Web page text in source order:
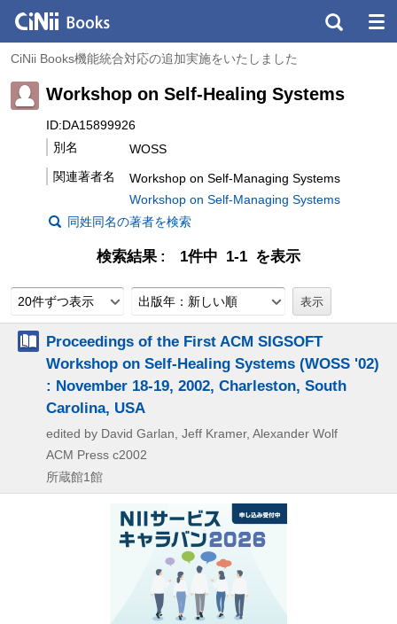
CiNii Books機能統合対応の追加実施をいたしました
Workshop on Self-Healing Systems
ID:DA15899926
別名
WOSS
関連著者名
Workshop on Self-Managing Systems
Workshop on Self-Managing Systems
同姓同名の著者を検索
検索結果 1件中 1-1 を表示
20件ずつ表示 出版年：新しい順
Proceedings of the First ACM SIGSOFT
Workshop on Self-Healing Systems (WOSS '02)
: November 18-19, 2002, Charleston, South
Carolina, USA
edited by David Garlan, Jeff Kramer, Alexander Wolf
ACM Press c2002
所蔵館1館